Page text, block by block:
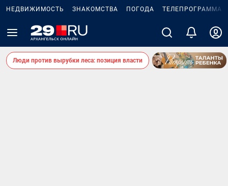
НЕДВИЖИМОСТЬ ЗНАКОМСТВА ПОГОДА ТЕЛЕПРОГРАММА
Люди против вырубки леса: позиция власти